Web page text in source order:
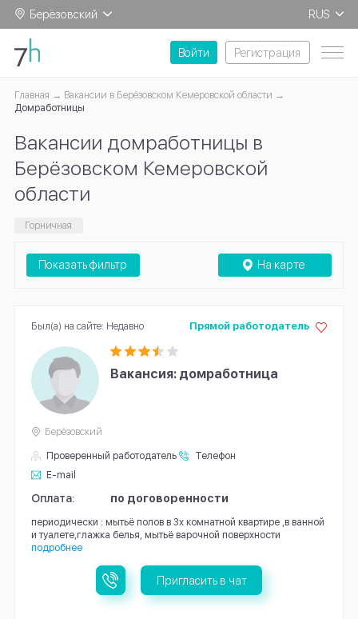
Берёзовский
RUS
EN
Войти
Регистрация
Главная
Вакансии в Берёзовском Кемеровской области
Домработницы
Вакансии домработницы в
Берёзовском Кемеровской
области
Горничная
На карте
Показать фильтр
Вакансия: домработница
Проверенный работодатель
Телефон
E-mail
Прямой работодатель
Берёзовский
Оплата: по договоренности
периодически : мытьё полов в 3х комнатной квартире ,в ванной
и туалете,глажка белья, мытьё варочной поверхности
подробнее
Был(а) на сайте: Недавно
Пригласить в чат